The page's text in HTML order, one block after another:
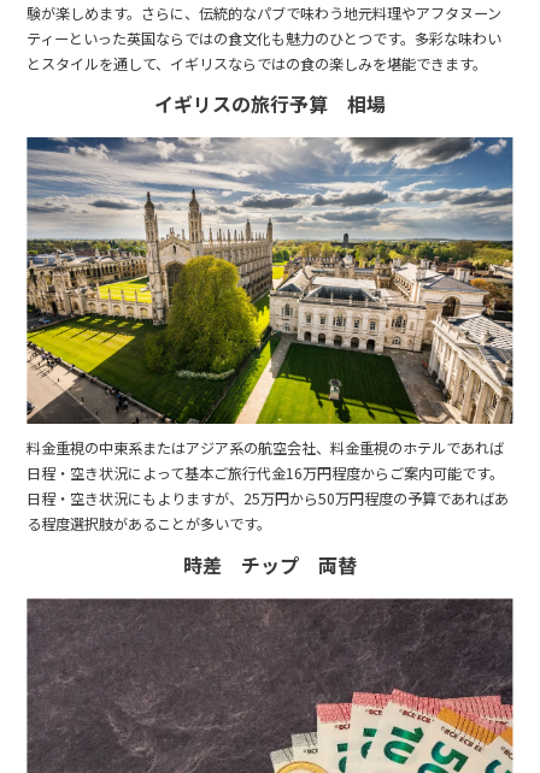
験が楽しめます。さらに、伝統的なパブで味わう地元料理やアフタヌーン
ティーといった英国ならではの食文化も魅力のひとつです。多彩な味わい
とスタイルを通して、イギリスならではの食の楽しみを堪能できます。
イギリスの旅行予算 相場
料金重視の中東系またはアジア系の航空会社、料金重視のホテルであれば
日程・空き状況によって基本ご旅行代金16万円程度からご案内可能です。
日程・空き状況にもよりますが、25万円から50万円程度の予算であればあ
る程度選択肢があることが多いです。
時差 チップ 両替